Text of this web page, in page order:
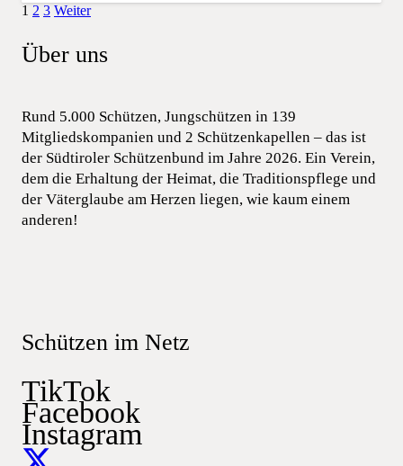
1 2 3 Weiter
Über uns
Rund 5.000 Schützen, Jungschützen in 139
Mitgliedskompanien und 2 Schützenkapellen – das ist
der Südtiroler Schützenbund im Jahre 2026. Ein Verein,
dem die Erhaltung der Heimat, die Traditionspflege und
der Väterglaube am Herzen liegen, wie kaum einem
anderen!
Schützen im Netz
TikTok
Facebook
Instagram